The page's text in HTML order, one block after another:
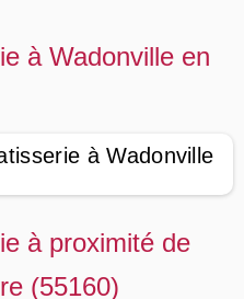
à Wadonville en
à Wadonville
à proximité de
(55160)